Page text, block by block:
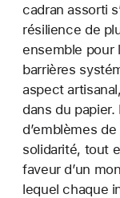
cadran assorti
résilience de
ensemble pour
barrières
aspect
dans du
d’emblèmes
solidarité, tout
faveur d’un
lequel chaque